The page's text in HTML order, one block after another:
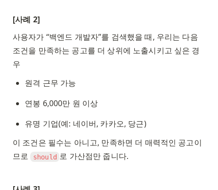
[사례 2]
사용자가 “백엔드 개발자”를 검색했을 때, 우리는 다음
조건을 만족하는 공고를 더 상위에 노출시키고 싶은 경
우
원격 근무 가능
연봉 6,000만 원 이상
유명 기업(예: 네이버, 카카오, 당근)
이 조건은 필수는 아니고, 만족하면 더 매력적인 공고이
므로
should 로 가산점만 줍니다.